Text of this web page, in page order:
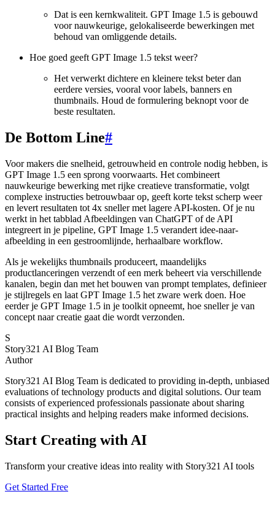
Dat is een kernkwaliteit. GPT Image 1.5 is gebouwd
voor nauwkeurige, gelokaliseerde bewerkingen met
behoud van omliggende details.
Hoe goed geeft GPT Image 1.5 tekst weer?
Het verwerkt dichtere en kleinere tekst beter dan
eerdere versies, vooral voor labels, banners en
thumbnails. Houd de formulering beknopt voor de
beste resultaten.
De Bottom Line#
Voor makers die snelheid, getrouwheid en controle nodig hebben, is
GPT Image 1.5 een sprong voorwaarts. Het combineert
nauwkeurige bewerking met rijke creatieve transformatie, volgt
complexe instructies betrouwbaar op, geeft korte tekst scherp weer
en levert resultaten tot 4x sneller met lagere API-kosten. Of je nu
werkt in het tabblad Afbeeldingen van ChatGPT of de API
integreert in je pipeline, GPT Image 1.5 verandert idee-naar-
afbeelding in een gestroomlijnde, herhaalbare workflow.
Als je wekelijks thumbnails produceert, maandelijks
productlanceringen verzendt of een merk beheert via verschillende
kanalen, begin dan met het bouwen van prompt templates, definieer
je stijlregels en laat GPT Image 1.5 het zware werk doen. Hoe
eerder je GPT Image 1.5 in je toolkit opneemt, hoe sneller je van
concept naar creatie gaat die wordt verzonden.
S
Story321 AI Blog Team
Author
Story321 AI Blog Team is dedicated to providing in-depth, unbiased
evaluations of technology products and digital solutions. Our team
consists of experienced professionals passionate about sharing
practical insights and helping readers make informed decisions.
Start Creating with AI
Transform your creative ideas into reality with Story321 AI tools
Get Started Free